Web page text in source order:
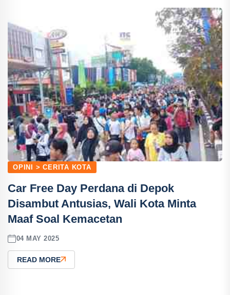
OPINI > CERITA KOTA
Car Free Day Perdana di Depok
Disambut Antusias, Wali Kota Minta
Maaf Soal Kemacetan
04 MAY 2025
READ MORE